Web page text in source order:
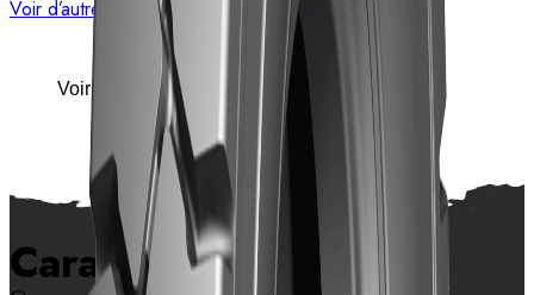
Voir d’autres dimensions
Voir les détails
Caractéristiques